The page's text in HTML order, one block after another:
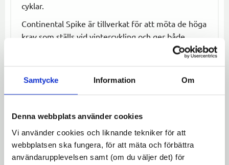
Samtycke Information Om
Denna webbplats använder cookies
Vi använder cookies och liknande tekniker för att
webbplatsen ska fungera, för att mäta och förbättra
användarupplevelsen samt (om du väljer det) för
cyklar.
Continental Spike är tillverkat för att möta de höga
krav som ställs vid vintercykling och ger både
Specifikationer:
Storlek:
Godkänt för elcyklar:Ja, upp till 25 km/h
Punkteringsskydd:Ja
Användning: Packad snö och isiga vägar